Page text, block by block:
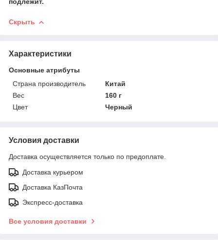
Скрыть
Характеристики
Основные атрибуты
Страна производитель
Китай
Вес
160 г
Цвет
Черный
Условия доставки
Доставка осуществляется только по предоплате.
Доставка курьером
Доставка КазПочта
Экспресс-доставка
Все условия доставки